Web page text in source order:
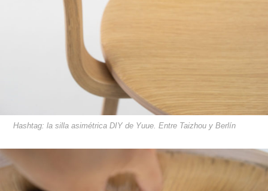
Hashtag: la silla asimétrica DIY de Yuue. Entre Taizhou y Berlín